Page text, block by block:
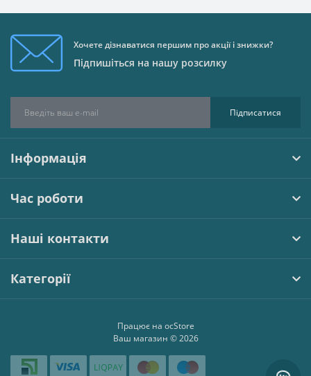
Хочете дізнаватися першим про акції і знижки?
Підпишіться на нашу розсилку
Підписатися
Інформація
Час роботи
Наші контакти
Категорії
Працює на ocStore
Ваш магазин © 2026